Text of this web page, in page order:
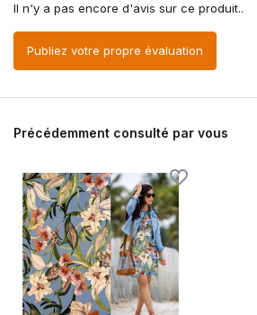
Il n'y a pas encore d'avis sur ce produit..
Publiez votre propre évaluation
Précédemment consulté par vous